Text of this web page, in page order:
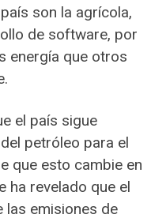
son la agrícola,
de software, por
energía que otros
el país sigue
petróleo para el
que esto cambie en
ha revelado que el
las emisiones de